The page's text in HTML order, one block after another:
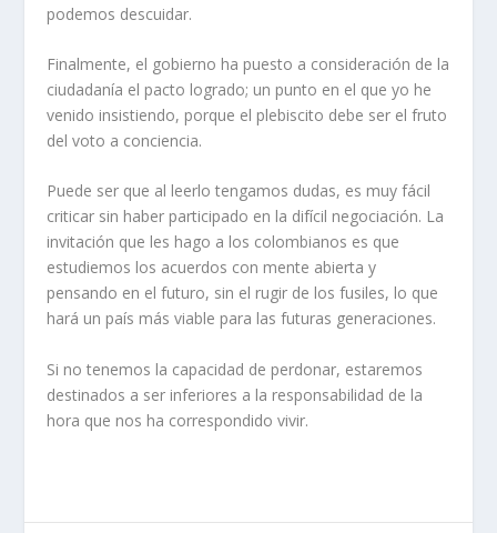
podemos descuidar.
Finalmente, el gobierno ha puesto a consideración de la
ciudadanía el pacto logrado; un punto en el que yo he
venido insistiendo, porque el plebiscito debe ser el fruto
del voto a conciencia.
Puede ser que al leerlo tengamos dudas, es muy fácil
criticar sin haber participado en la difícil negociación. La
invitación que les hago a los colombianos es que
estudiemos los acuerdos con mente abierta y
pensando en el futuro, sin el rugir de los fusiles, lo que
hará un país más viable para las futuras generaciones.
Si no tenemos la capacidad de perdonar, estaremos
destinados a ser inferiores a la responsabilidad de la
hora que nos ha correspondido vivir.